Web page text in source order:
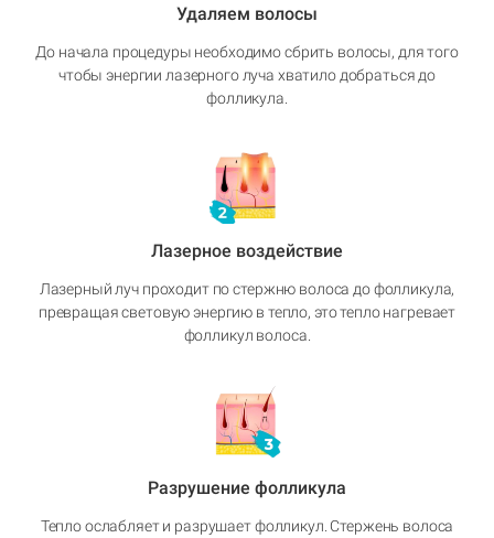
Удаляем волосы
До начала процедуры необходимо сбрить волосы, для того
чтобы энергии лазерного луча хватило добраться до
фолликула.
Лазерное воздействие
Лазерный луч проходит по стержню волоса до фолликула,
превращая световую энергию в тепло, это тепло нагревает
фолликул волоса.
Разрушение фолликула
Тепло ослабляет и разрушает фолликул. Стержень волоса